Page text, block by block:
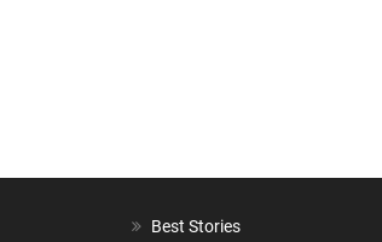
Best Stories